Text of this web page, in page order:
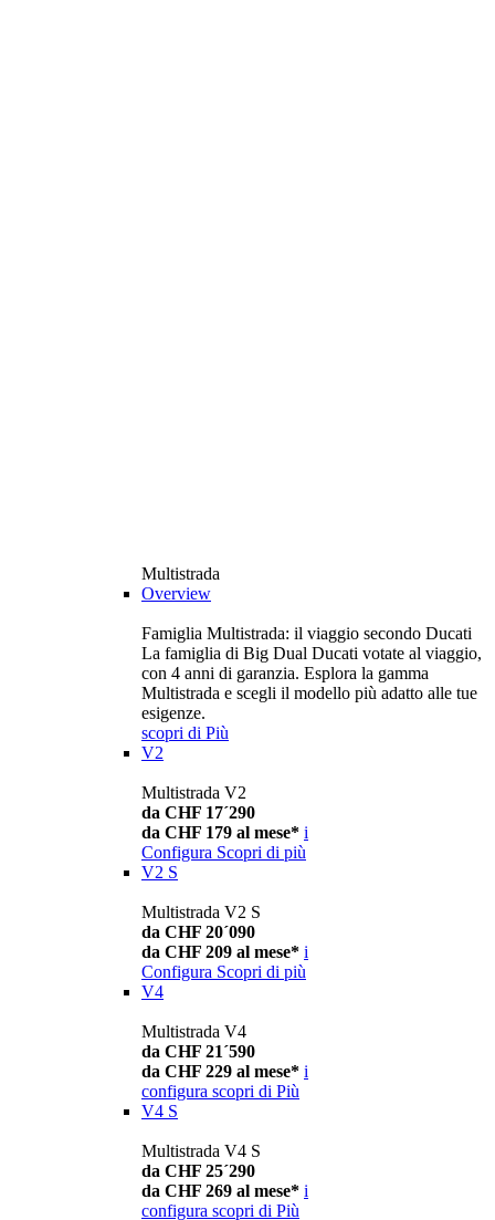
Multistrada
Overview
Famiglia Multistrada: il viaggio secondo Ducati
La famiglia di Big Dual Ducati votate al viaggio,
con 4 anni di garanzia. Esplora la gamma
Multistrada e scegli il modello più adatto alle tue
esigenze.
scopri di Più
V2
Multistrada V2
da CHF 17´290
da CHF 179 al mese* i
Configura Scopri di più
V2 S
Multistrada V2 S
da CHF 20´090
da CHF 209 al mese* i
Configura Scopri di più
V4
Multistrada V4
da CHF 21´590
da CHF 229 al mese* i
configura scopri di Più
V4 S
Multistrada V4 S
da CHF 25´290
da CHF 269 al mese* i
configura scopri di Più